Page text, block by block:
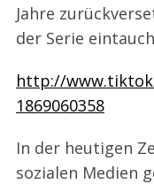
Jahre
der Serie
http://
1869060358
In der heutigen
sozialen Medien